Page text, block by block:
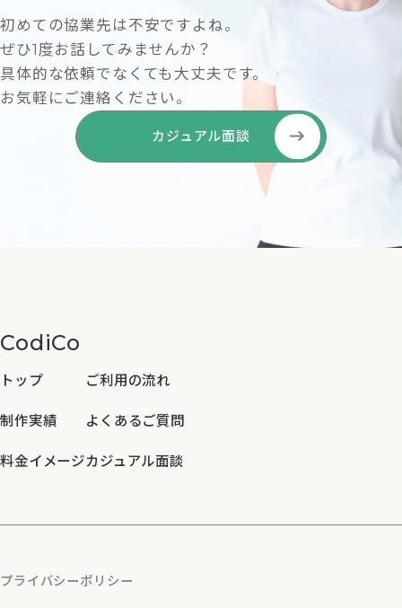
初めての協業先は不安ですよね。
ぜひ1度お話してみませんか？
具体的な依頼でなくても大丈夫です。
お気軽にご連絡ください。
カジュアル面談
CodiCo
トップ
制作実績
料金イメージ
ご利用の流れ
よくあるご質問
カジュアル面談
プライバシーポリシー